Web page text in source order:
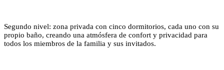
Segundo nivel: zona privada con cinco dormitorios, cada uno con su
propio baño, creando una atmósfera de confort y privacidad para
todos los miembros de la familia y sus invitados.